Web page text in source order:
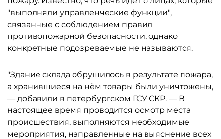
"выполняли управленческие функции",
связанные с соблюдением правил
противопожарной безопасности, однако
конкретные подозреваемые не называются.
"Здание склада обрушилось в результате пожара,
а хранившиеся на нём товары были уничтожены,
— добавили в петербургском ГСУ СКР. — В
настоящее время проводится осмотр места
происшествия, выполняются необходимые
мероприятия, направленные на выяснение всех